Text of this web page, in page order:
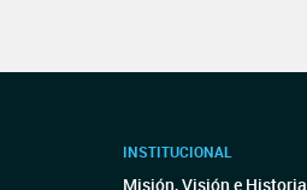
INSTITUCIONAL
Misión, Visión e Historia